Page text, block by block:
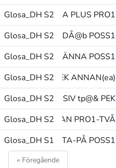
Glosa_DH S2
BANSTRÄCKA PLUS PRO1
Glosa_DH S2
PEK-REL DÅ@b POSS1
Glosa_DH S2PEK KÄNNA POSS1
Glosa_DH S2
TRÄFFAS PEK ANNAN(ea)
Glosa_DH S2
MÖRK.SUCCESSIV tp@& PEK
Glosa_DH S2
tp@& ÅT-SIDAN PRO1-TVÅ
Glosa_DH S1TITTA-PÅ POSS1
« Föregående